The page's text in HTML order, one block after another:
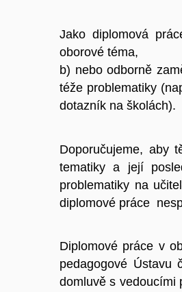
Jako diplomová
oborové téma,
b) nebo odborně
téže problematiky
dotazník na školách).
Doporučujeme, aby
tematiky a její
problematiky na
diplomové práce
Diplomové práce v
pedagogové Ústavu
domluvě s vedoucími